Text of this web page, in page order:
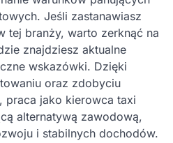
Jeśli zastanawiasz
tej branży, warto zerknąć na
znajdziesz aktualne
wskazówki. Dzięki
oraz zdobyciu
praca jako kierowca taxi
alternatywą zawodową,
i stabilnych dochodów.